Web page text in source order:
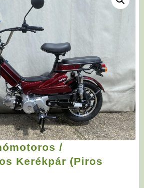
/
Kerékpár (Piros